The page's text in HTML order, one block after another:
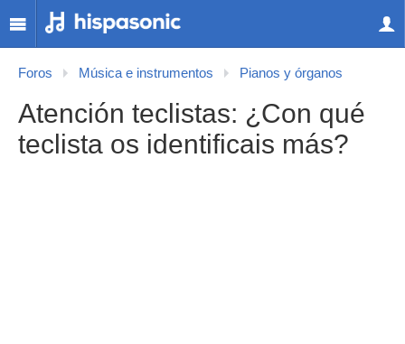
Foros Música e instrumentos Pianos y órganos
Atención teclistas: ¿Con qué
teclista os identificais más?